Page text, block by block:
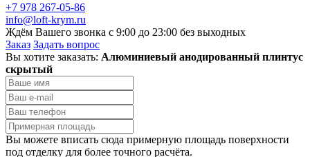
+7 978 267-05-86
info@loft-krym.ru
Ждём Вашего звонка с 9:00 до 23:00 без выходных
Заказ Задать вопрос
Вы хотите заказать: Алюминиевый анодированный плинтус
скрытый
Вы можете вписать сюда примерную площадь поверхности
под отделку для более точного расчёта.